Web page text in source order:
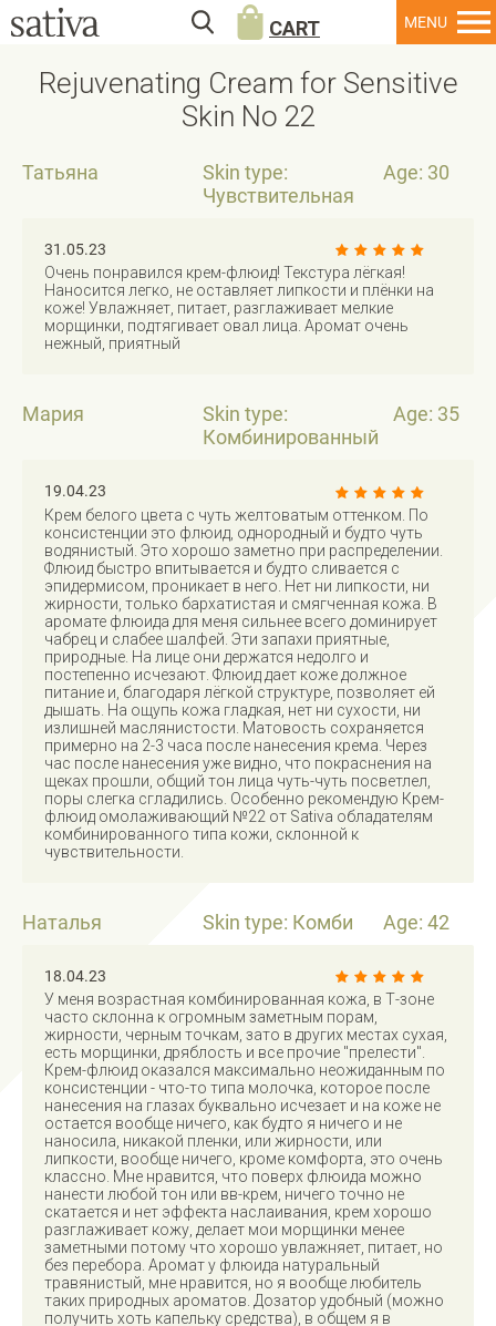
CART
Rejuvenating Cream for Sensitive
Skin No 22
Татьяна
Skin type:
Чувствительная
Age: 30
31.05.23
Очень понравился крем-флюид! Текстура лёгкая!
Наносится легко, не оставляет липкости и плёнки на
коже! Увлажняет, питает, разглаживает мелкие
морщинки, подтягивает овал лица. Аромат очень
нежный, приятный
Мария
Skin type:
Комбинированный
Age: 35
19.04.23
Крем белого цвета с чуть желтоватым оттенком. По
консистенции это флюид, однородный и будто чуть
водянистый. Это хорошо заметно при распределении.
Флюид быстро впитывается и будто сливается с
эпидермисом, проникает в него. Нет ни липкости, ни
жирности, только бархатистая и смягченная кожа. В
аромате флюида для меня сильнее всего доминирует
чабрец и слабее шалфей. Эти запахи приятные,
природные. На лице они держатся недолго и
постепенно исчезают. Флюид дает коже должное
питание и, благодаря лёгкой структуре, позволяет ей
дышать. На ощупь кожа гладкая, нет ни сухости, ни
излишней маслянистости. Матовость сохраняется
примерно на 2-3 часа после нанесения крема. Через
час после нанесения уже видно, что покраснения на
щеках прошли, общий тон лица чуть-чуть посветлел,
поры слегка сгладились. Особенно рекомендую Крем-
флюид омолаживающий №22 от Sativa обладателям
комбинированного типа кожи, склонной к
чувствительности.
Наталья Skin type: Комби Age: 42
18.04.23
У меня возрастная комбинированная кожа, в Т-зоне
часто склонна к огромным заметным порам,
жирности, черным точкам, зато в других местах сухая,
есть морщинки, дряблость и все прочие "прелести".
Крем-флюид оказался максимально неожиданным по
консистенции - что-то типа молочка, которое после
нанесения на глазах буквально исчезает и на коже не
остается вообще ничего, как будто я ничего и не
наносила, никакой пленки, или жирности, или
липкости, вообще ничего, кроме комфорта, это очень
классно. Мне нравится, что поверх флюида можно
нанести любой тон или вв-крем, ничего точно не
скатается и нет эффекта наслаивания, крем хорошо
разглаживает кожу, делает мои морщинки менее
заметными потому что хорошо увлажняет, питает, но
без перебора. Аромат у флюида натуральный
травянистый, мне нравится, но я вообще любитель
таких природных ароматов. Дозатор удобный (можно
получить хоть капельку средства), в общем я в